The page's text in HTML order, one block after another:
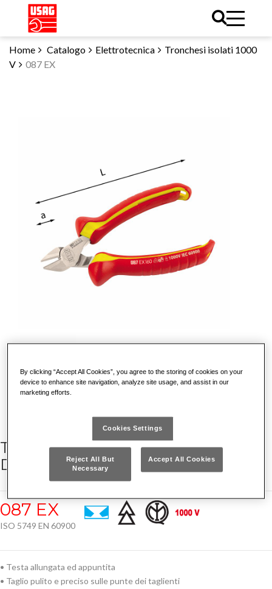
Home Catalogo Elettrotecnica
Tronchesi isolati 1000
V
087 EX
TRONCHESI ISOLATI A TAGLIENTE
DIAGONALE 1000 V
087 EX
ISO 5749 EN 60900
• Testa allungata ed appuntita
• Taglio pulito e preciso sulle punte dei taglienti
By clicking “Accept All Cookies”, you agree to the storing of cookies on your
device to enhance site navigation, analyze site usage, and assist in our
marketing efforts.
Cookies Settings
Reject All But
Necessary
Accept All Cookies